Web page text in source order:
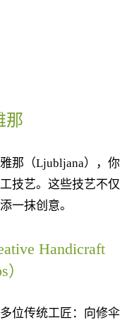
那
那（Ljubljana），你
技艺。这些技艺不仅
一抹创意。
Handicraft
位传统工匠：向修伞